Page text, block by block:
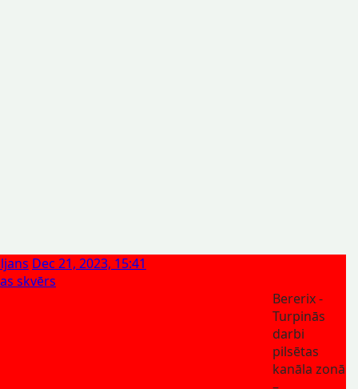
Dec 21, 2023, 15:41
skvērs
Bererix -
Turpinās
darbi
pilsētas
kanāla zonā